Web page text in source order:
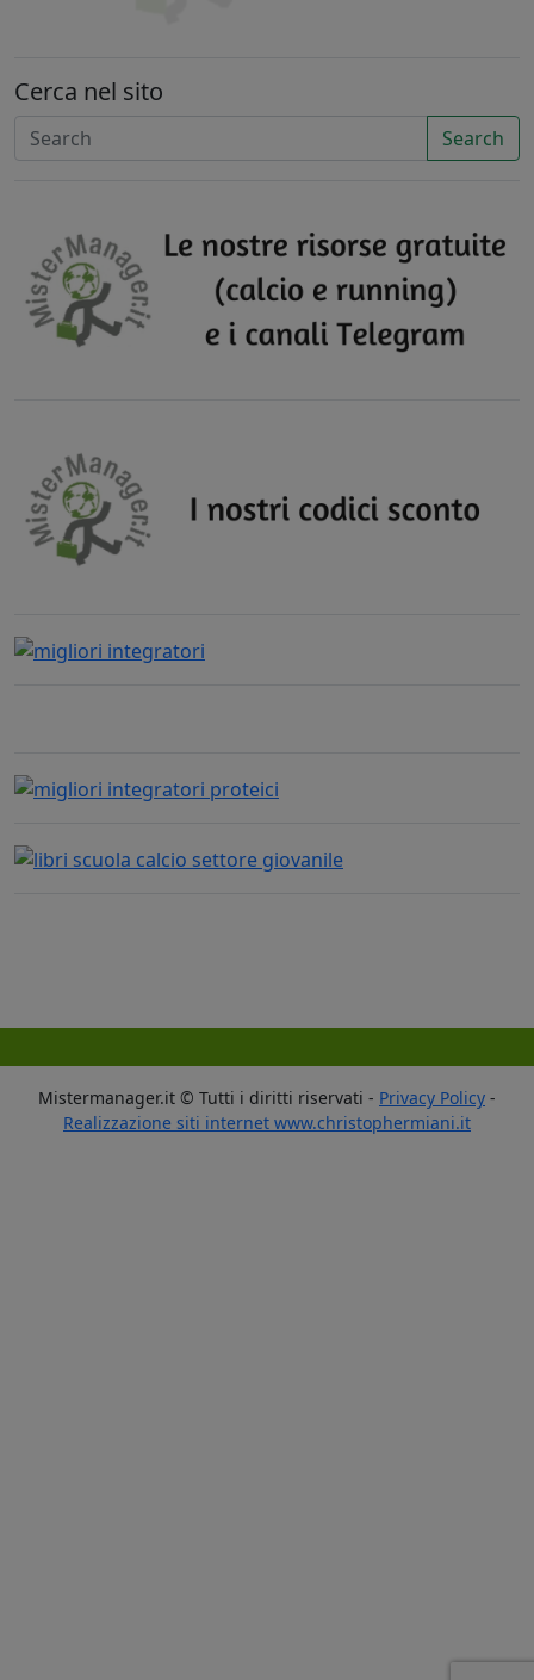
Cerca nel sito
Search
Mistermanager.it © Tutti i diritti riservati - Privacy Policy -
Realizzazione siti internet www.christophermiani.it